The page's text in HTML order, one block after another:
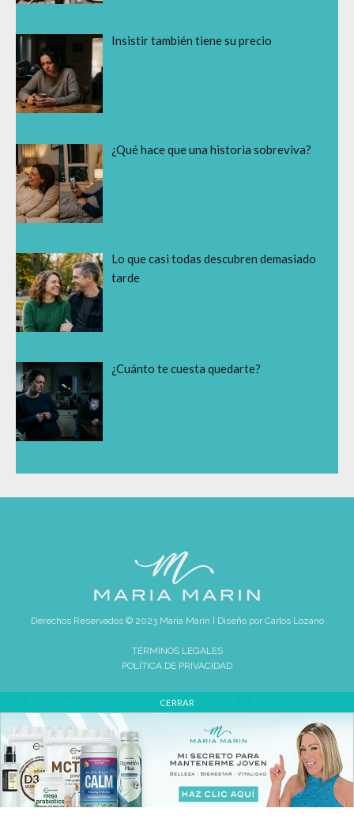
Insistir también tiene su precio
¿Qué hace que una historia sobreviva?
Lo que casi todas descubren demasiado
tarde
¿Cuánto te cuesta quedarte?
Derechos Reservados © 2023 María Marín | Diseño porCarlos Lozano
TÉRMINOS LEGALES
POLÍTICA DE PRIVACIDAD
REVIEW ETHICS
CERRAR